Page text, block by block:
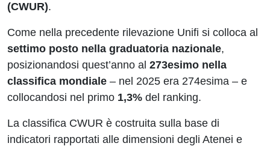
(CWUR).
Come nella precedente rilevazione Unifi si colloca al
settimo posto nella graduatoria nazionale,
posizionandosi quest’anno al 273esimo nella
classifica mondiale – nel 2025 era 274esima – e
collocandosi nel primo 1,3% del ranking.
La classifica CWUR è costruita sulla base di
indicatori rapportati alle dimensioni degli Atenei e